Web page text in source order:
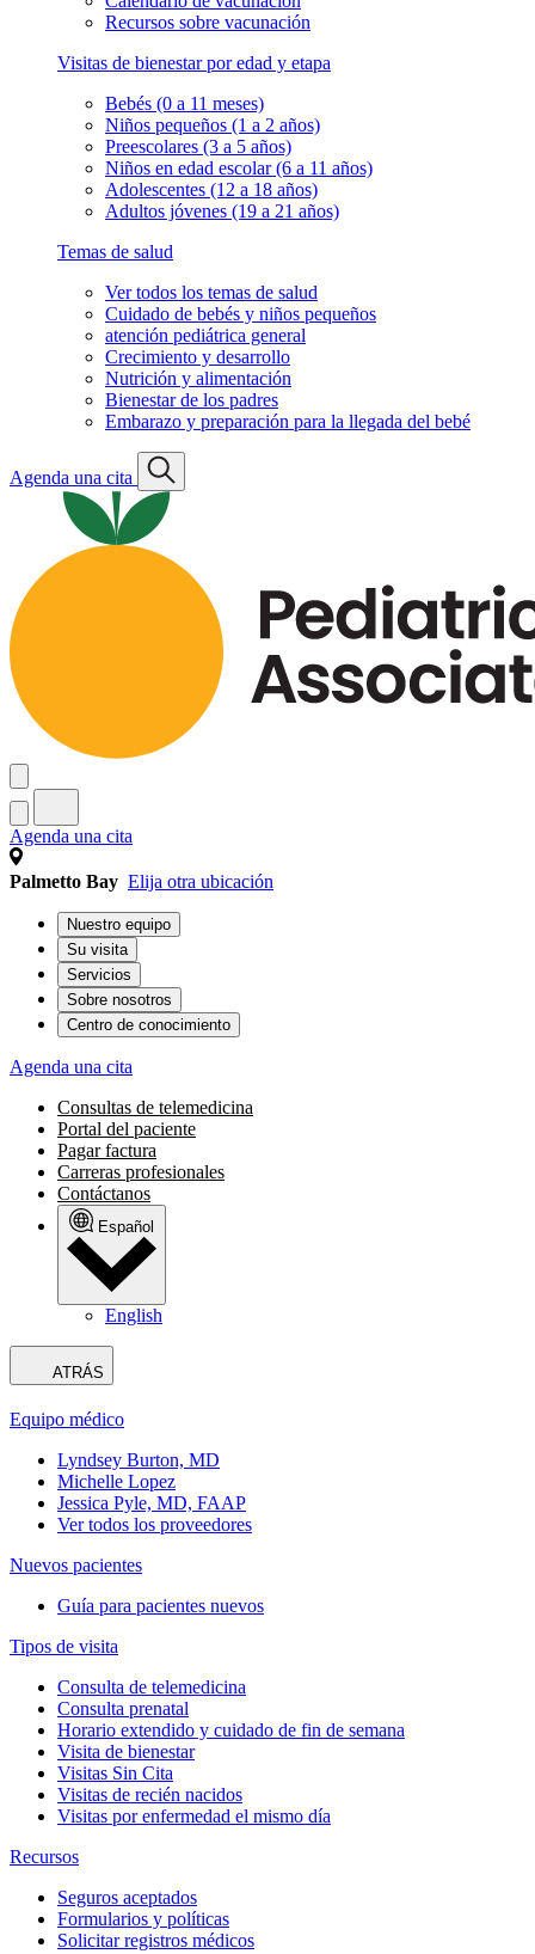
Recursos sobre vacunación
Visitas de bienestar por edad y etapa
Bebés (0 a 11 meses)
Niños pequeños (1 a 2 años)
Preescolares (3 a 5 años)
Niños en edad escolar (6 a 11 años)
Adolescentes (12 a 18 años)
Adultos jóvenes (19 a 21 años)
Temas de salud
Ver todos los temas de salud
Cuidado de bebés y niños pequeños
atención pediátrica general
Crecimiento y desarrollo
Nutrición y alimentación
Bienestar de los padres
Embarazo y preparación para la llegada del bebé
Agenda una cita
Agenda una cita
Palmetto Bay Elija otra ubicación
Nuestro equipo
Su visita
Servicios
Sobre nosotros
Centro de conocimiento
Agenda una cita
Consultas de telemedicina
Portal del paciente
Pagar factura
Carreras profesionales
Contáctanos
Español
English
ATRÁS
Equipo médico
Lyndsey Burton, MD
Michelle Lopez
Jessica Pyle, MD, FAAP
Ver todos los proveedores
Nuevos pacientes
Guía para pacientes nuevos
Tipos de visita
Consulta de telemedicina
Consulta prenatal
Horario extendido y cuidado de fin de semana
Visita de bienestar
Visitas Sin Cita
Visitas de recién nacidos
Visitas por enfermedad el mismo día
Recursos
Seguros aceptados
Formularios y políticas
Solicitar registros médicos